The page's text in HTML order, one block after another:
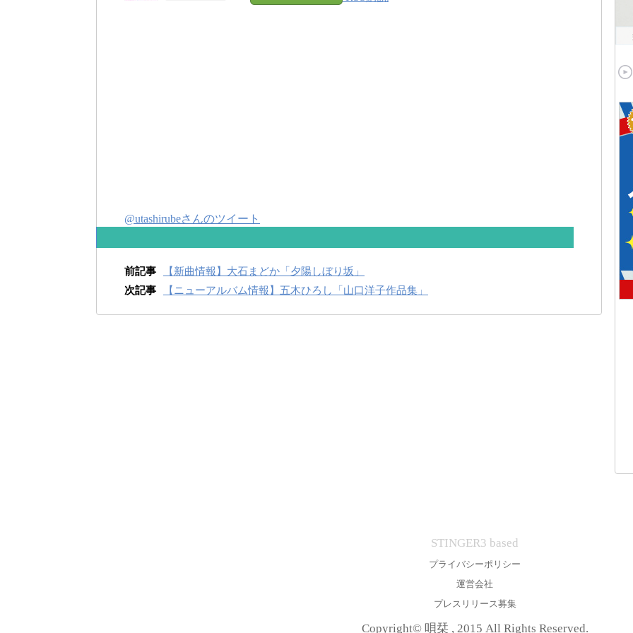
@utashirubeさんのツイート
前記事
【新曲情報】大石まどか「夕陽しぼり坂」
次記事
【ニューアルバム情報】五木ひろし「山口洋子作品集」
STINGER3 based
プライバシーポリシー
運営会社
プレスリリース募集
Copyright© 唄栞 , 2015 All Rights Reserved.